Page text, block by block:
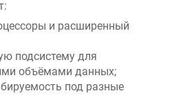
и расширенный
подсистему для
объёмами данных;
под разные